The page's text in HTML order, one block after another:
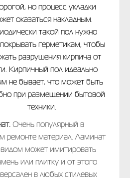
но процесс укладки
оказаться накладным.
такой пол нужно
герметикам, чтобы
разрушения кирпича от
Кирпичный пол идеально
не бывает, что может быть
при размещении бытовой
техники.
Очень популярный в
ремонте материал. Ламинат
может имитировать
или плитку и от этого
в любых стилевых